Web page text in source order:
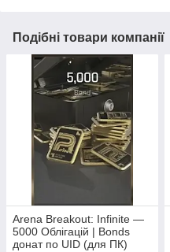
Подібні товари компанії
Arena Breakout: Infinite —
5000 Облігацій | Bonds
донат по UID (для ПК)